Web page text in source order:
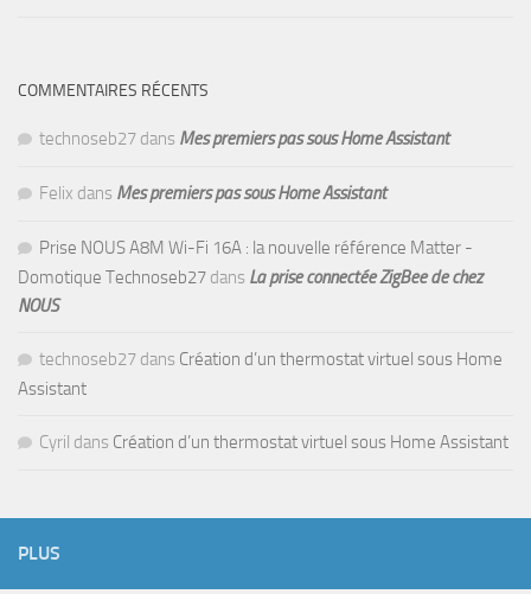
COMMENTAIRES RÉCENTS
technoseb27 dans Mes premiers pas sous Home Assistant
Felix dans Mes premiers pas sous Home Assistant
Prise NOUS A8M Wi-Fi 16A : la nouvelle référence Matter -
Domotique Technoseb27 dans La prise connectée ZigBee de chez
NOUS
technoseb27 dans Création d’un thermostat virtuel sous Home
Assistant
Cyril dans Création d’un thermostat virtuel sous Home Assistant
PLUS